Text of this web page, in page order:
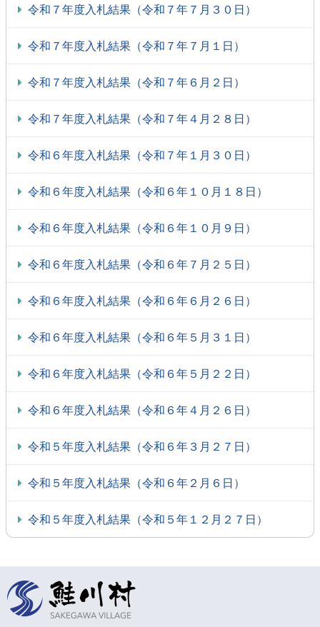
令和７年度入札結果（令和７年７月３０日）
令和７年度入札結果（令和７年７月１日）
令和７年度入札結果（令和７年６月２日）
令和７年度入札結果（令和７年４月２８日）
令和６年度入札結果（令和７年１月３０日）
令和６年度入札結果（令和６年１０月１８日）
令和６年度入札結果（令和６年１０月９日）
令和６年度入札結果（令和６年７月２５日）
令和６年度入札結果（令和６年６月２６日）
令和６年度入札結果（令和６年５月３１日）
令和６年度入札結果（令和６年５月２２日）
令和６年度入札結果（令和６年４月２６日）
令和５年度入札結果（令和６年３月２７日）
令和５年度入札結果（令和６年２月６日）
令和５年度入札結果（令和５年１２月２７日）